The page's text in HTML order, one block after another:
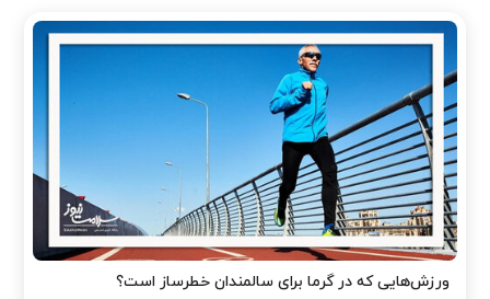
ورزش‌هایی که در گرما برای سالمندان خطرساز است؟